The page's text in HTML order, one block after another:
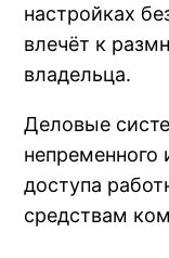
настройках
влечёт к
владельца.
Деловые
непременного
доступа
средствам